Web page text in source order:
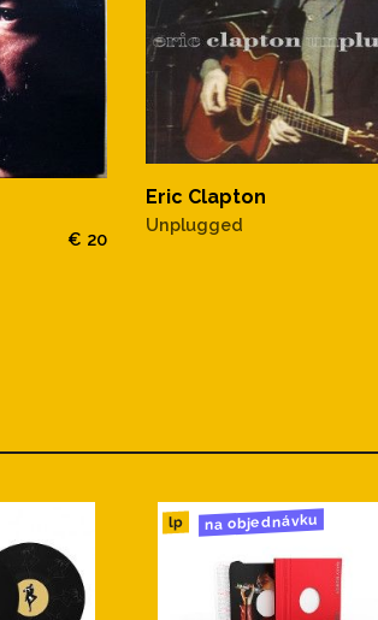
€ 20
Eric Clapton
Unplugged
lp na objednávku